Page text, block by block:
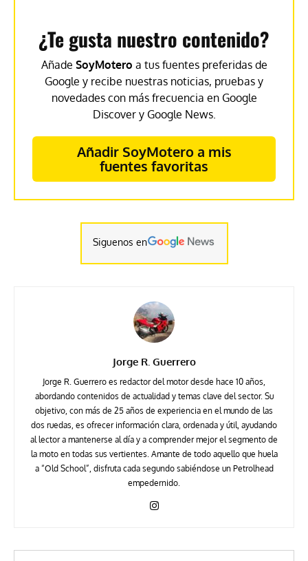
¿Te gusta nuestro contenido?
Añade SoyMotero a tus fuentes preferidas de
Google y recibe nuestras noticias, pruebas y
novedades con más frecuencia en Google
Discover y Google News.
Añadir SoyMotero a mis
fuentes favoritas
Siguenos en
Jorge R. Guerrero
Jorge R. Guerrero es redactor del motor desde hace 10 años,
abordando contenidos de actualidad y temas clave del sector. Su
objetivo, con más de 25 años de experiencia en el mundo de las
dos ruedas, es ofrecer información clara, ordenada y útil, ayudando
al lector a mantenerse al día y a comprender mejor el segmento de
la moto en todas sus vertientes. Amante de todo aquello que huela
a “Old School”, disfruta cada segundo sabiéndose un Petrolhead
empedernido.